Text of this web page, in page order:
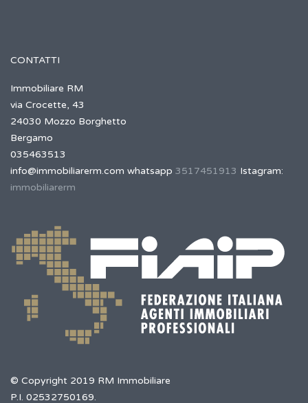
CONTATTI
Immobiliare RM
via Crocette, 43
24030 Mozzo Borghetto
Bergamo
035463513
info@immobiliarerm.com whatsapp 3517451913 Istagram:
immobiliarerm
© Copyright 2019 RM Immobiliare
P.I. 02532750169.